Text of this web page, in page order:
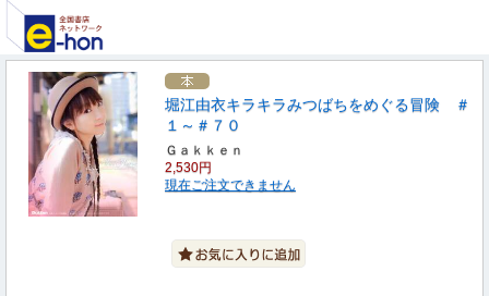
堀江由衣キラキラみつばちをめぐる冒険 ＃
１～＃７０
Ｇａｋｋｅｎ
2,530円
現在ご注文できません